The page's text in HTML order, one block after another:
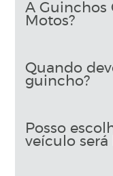
A Guinchos
Motos?
Quando
guincho?
Posso
veículo será